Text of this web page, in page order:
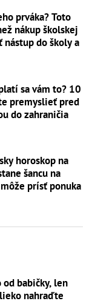
prváka? Toto
nákup školskej
nástup do školy a
sa vám to? 10
premyslieť pred
do zahraničia
horoskop na
šancu na
prísť ponuka
babičky, len
nahraďte